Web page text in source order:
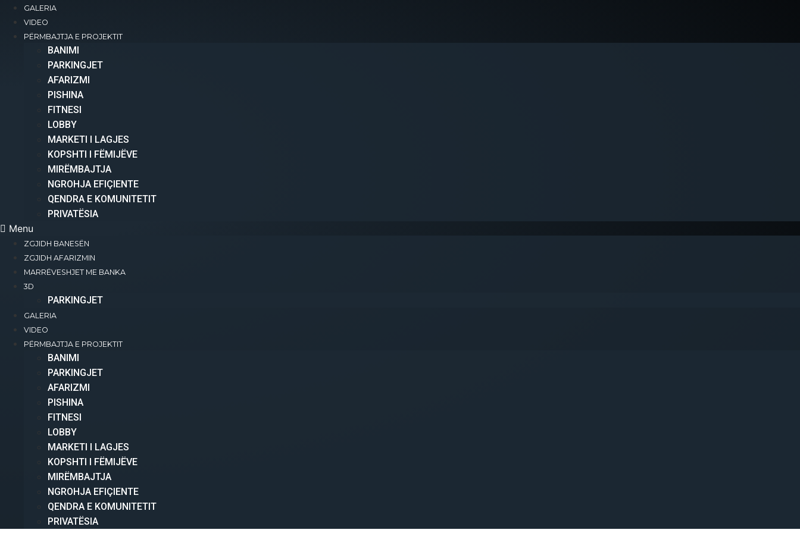
GALERIA
VIDEO
PËRMBAJTJA E PROJEKTIT
BANIMI​
PARKINGJET
AFARIZMI​
PISHINA
FITNESI
LOBBY
MARKETI I LAGJES
KOPSHTI I FËMIJËVE
MIRËMBAJTJA
NGROHJA EFIÇIENTE
QENDRA E KOMUNITETIT
PRIVATËSIA
Menu
ZGJIDH BANESËN
ZGJIDH AFARIZMIN
MARRËVESHJET ME BANKA
3D
PARKINGJET
GALERIA
VIDEO
PËRMBAJTJA E PROJEKTIT
BANIMI​
PARKINGJET
AFARIZMI​
PISHINA
FITNESI
LOBBY
MARKETI I LAGJES
KOPSHTI I FËMIJËVE
MIRËMBAJTJA
NGROHJA EFIÇIENTE
QENDRA E KOMUNITETIT
PRIVATËSIA
+383 49 477 200
info@international-residence.com
Copyright 2025 © All rights Reserved.